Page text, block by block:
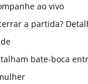
ao vivo
a partida?
bate-boca